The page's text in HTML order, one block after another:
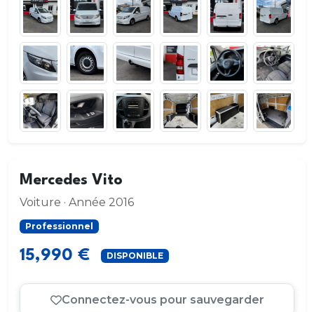
Mercedes Vito
Voiture · Année 2016
Professionnel
15,990 € DISPONIBLE
Connectez-vous pour sauvegarder